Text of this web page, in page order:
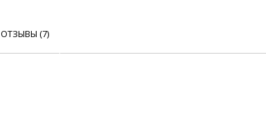
ОТЗЫВЫ (7)